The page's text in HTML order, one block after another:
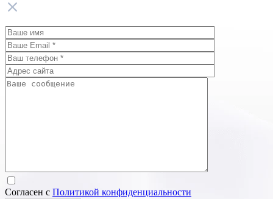
Согласен с Политикой конфиденциальности